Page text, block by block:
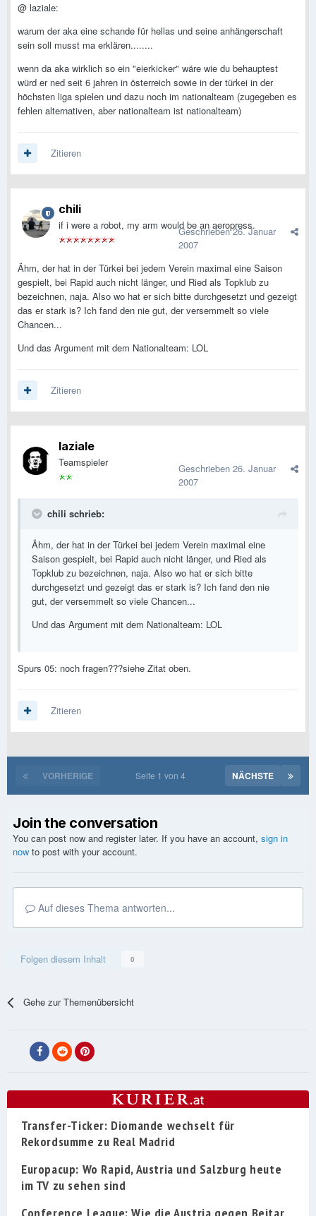
@ laziale:
warum der aka eine schande für hellas und seine anhängerschaft
sein soll musst ma erklären........
wenn da aka wirklich so ein "eierkicker" wäre wie du behauptest
würd er ned seit 6 jahren in österreich sowie in der türkei in der
höchsten liga spielen und dazu noch im nationalteam (zugegeben es
fehlen alternativen, aber nationalteam ist nationalteam)
Zitieren
chili
if i were a robot, my arm would be an aeropress.
Geschrieben26. Januar
2007
Ähm, der hat in der Türkei bei jedem Verein maximal eine Saison
gespielt, bei Rapid auch nicht länger, und Ried als Topklub zu
bezeichnen, naja. Also wo hat er sich bitte durchgesetzt und gezeigt
das er stark is? Ich fand den nie gut, der versemmelt so viele
Chancen...
Und das Argument mit dem Nationalteam: LOL
Zitieren
laziale
Teamspieler Geschrieben 26. Januar
2007
chili schrieb:
Ähm, der hat in der Türkei bei jedem Verein maximal eine
Saison gespielt, bei Rapid auch nicht länger, und Ried als
Topklub zu bezeichnen, naja. Also wo hat er sich bitte
durchgesetzt und gezeigt das er stark is? Ich fand den nie
gut, der versemmelt so viele Chancen...
Und das Argument mit dem Nationalteam: LOL
Spurs 05: noch fragen???siehe Zitat oben.
Zitieren
VORHERIGE NÄCHSTE
Seite 1 von 4
Join the conversation
You can post now and register later. If you have an account, sign in
now to post with your account.
Auf dieses Thema antworten...
Folgen diesem Inhalt 0
Gehe zur Themenübersicht
Transfer-Ticker: Diomande wechselt für
Rekordsumme zu Real Madrid
Europacup: Wo Rapid, Austria und Salzburg heute
im TV zu sehen sind